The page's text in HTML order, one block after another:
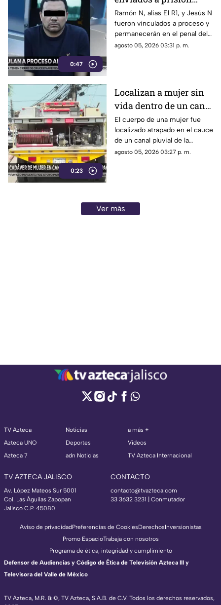
0:47
preventiva tras ser
capturados en Jalisco
Ramón N, alias El R1, y Jesús N
fueron vinculados a proceso y
permanecerán en el penal del
Altiplano mientras continúan
agosto 05, 2026 03:31 p. m.
0:23
Localizan a mujer sin
vida dentro de un canal
pluvial en San Pedro
Tlaquepaque
El cuerpo de una mujer fue
localizado atrapado en el cauce
de un canal pluvial de la
colonia Ojo de Agua, en
agosto 05, 2026 03:27 p. m.
Ver más
TV Azteca
Azteca UNO
Azteca 7
Noticias
Deportes
adn Noticias
a más +
Videos
TV Azteca Internacional
TV AZTECA JALISCO
Av. López Mateos Sur 5001
Col. Las Águilas Zapopan
Jalisco C.P. 45080
CONTACTO
contacto@tvazteca.com
33 3632 3231 | Conmutador
TV Azteca, M.R. & ©, TV Azteca, S.A.B. de C.V. Todos los derechos reservados,
Aviso de privacidadPreferencias de CookiesDerechosInversionistas
Promo EspacioTrabaja con nosotros
Programa de ética, integridad y cumplimiento
Defensor de Audiencias y Código de Ética de Televisión Azteca III y
Televisora del Valle de México